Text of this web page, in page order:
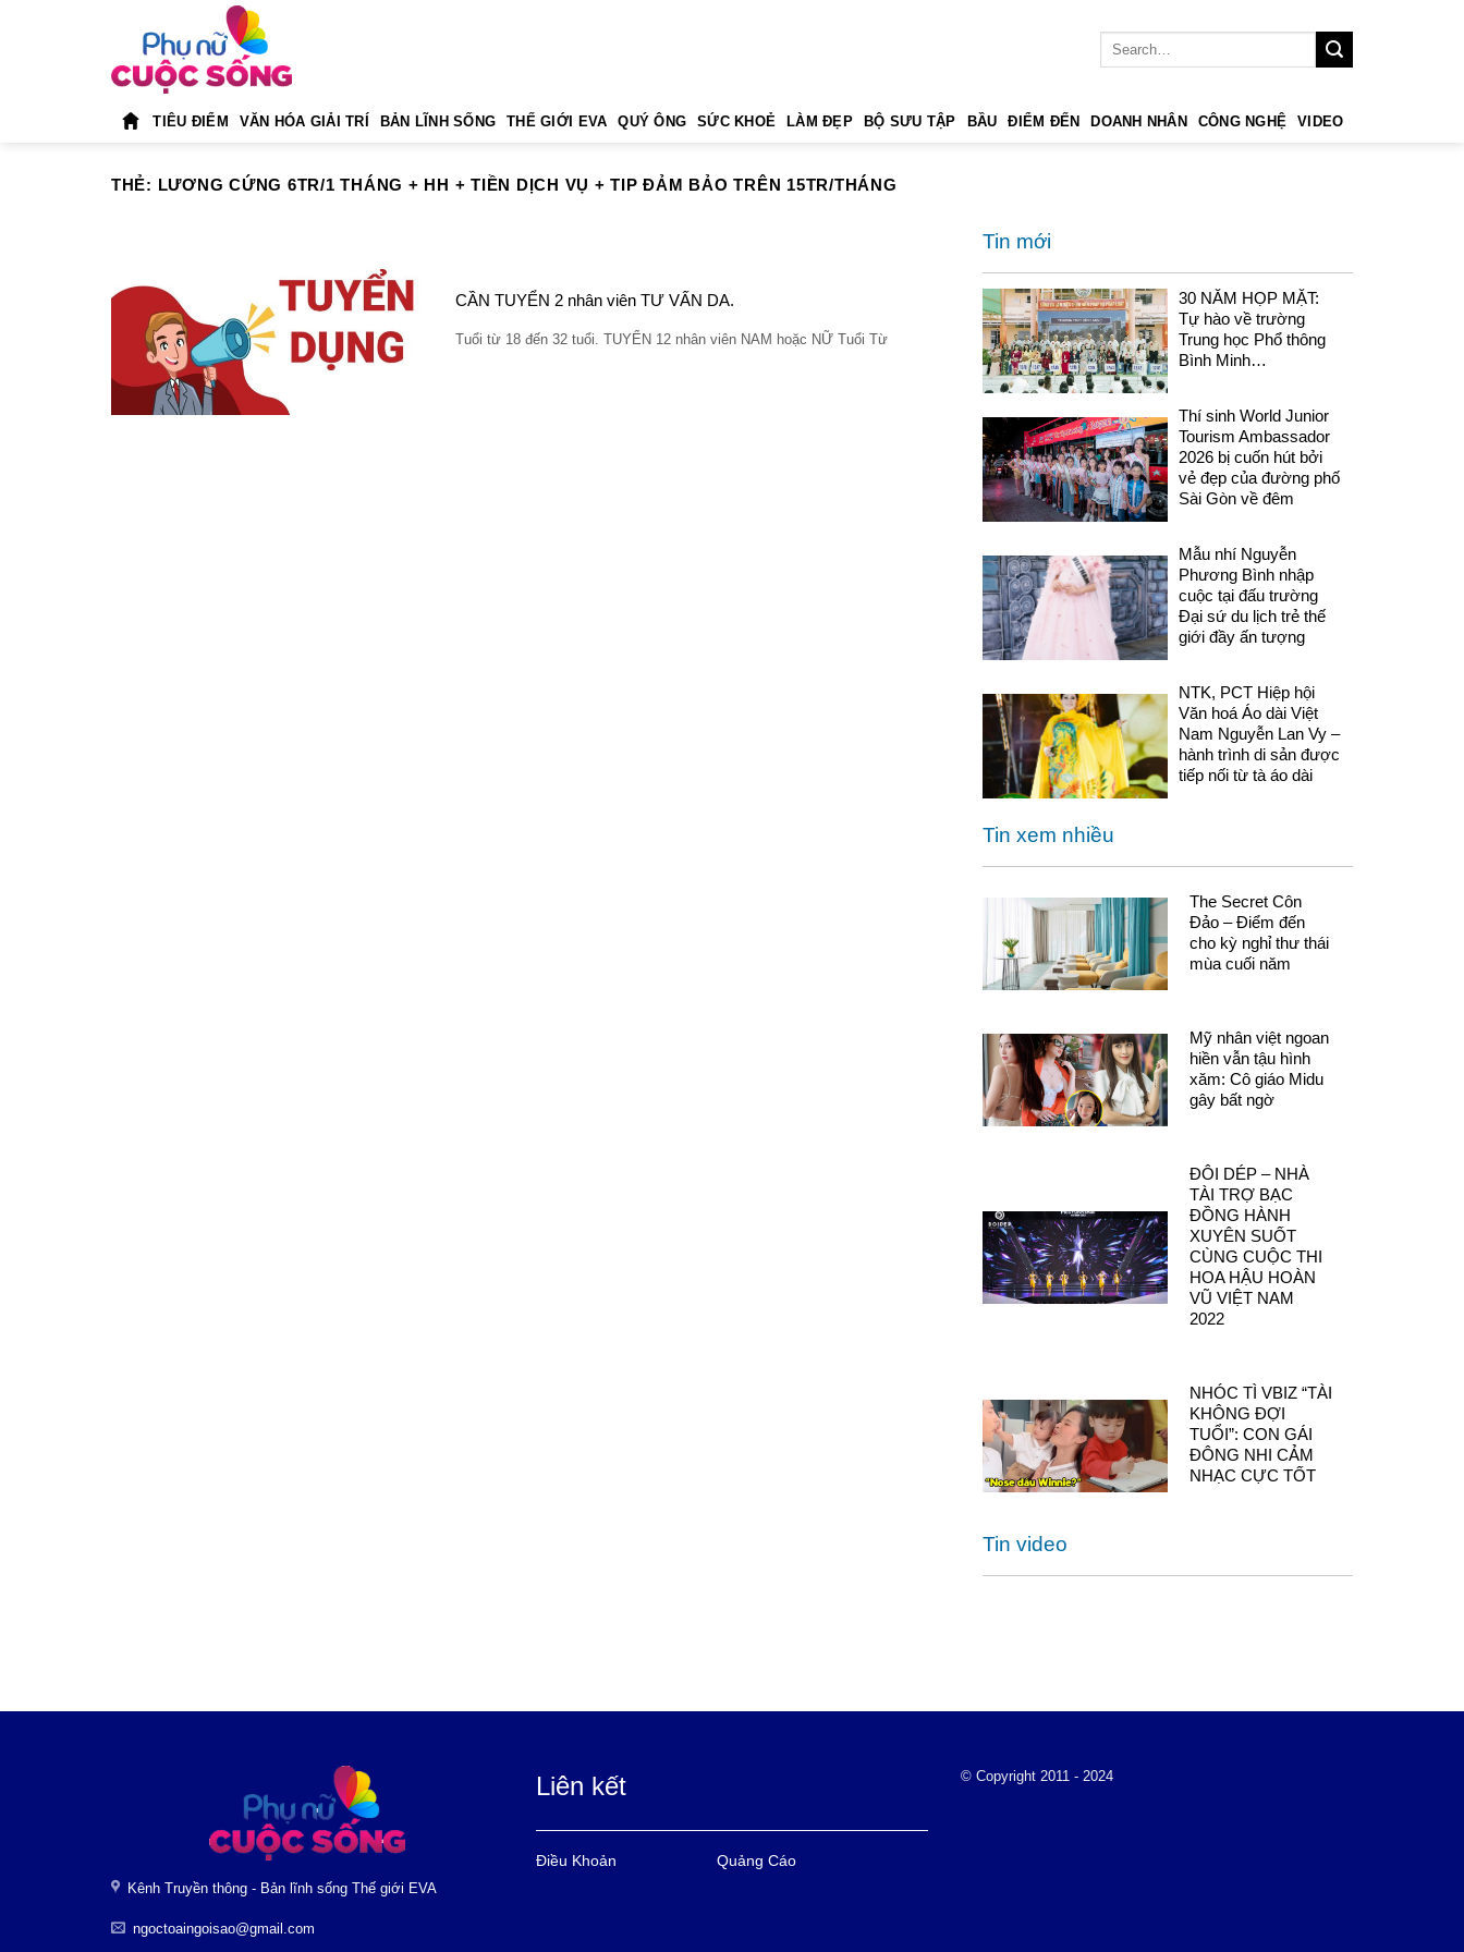
TIÊU ĐIỂM VĂN HÓA GIẢI TRÍ BẢN LĨNH SỐNG THẾ GIỚI EVA QUÝ ÔNG SỨC KHOẺ LÀM ĐẸP BỘ SƯU TẬP BẦU ĐIỂM ĐẾN DOANH NHÂN CÔNG NGHỆ VIDEO
THẺ: LƯƠNG CỨNG 6TR/1 THÁNG + HH + TIỀN DỊCH VỤ + TIP ĐẢM BẢO TRÊN 15TR/THÁNG
CẦN TUYỂN 2 nhân viên TƯ VẤN DA.
Tuổi từ 18 đến 32 tuổi. TUYỂN 12 nhân viên NAM hoặc NỮ Tuổi Từ
Tin mới
30 NĂM HỌP MẶT:
Tự hào về trường
Trung học Phổ thông
Bình Minh…
Thí sinh World Junior
Tourism Ambassador
2026 bị cuốn hút bởi
vẻ đẹp của đường phố
Sài Gòn về đêm
Mẫu nhí Nguyễn
Phương Bình nhập
cuộc tại đấu trường
Đại sứ du lịch trẻ thế
giới đầy ấn tượng
NTK, PCT Hiệp hội
Văn hoá Áo dài Việt
Nam Nguyễn Lan Vy –
hành trình di sản được
tiếp nối từ tà áo dài
Tin xem nhiều
The Secret Côn
Đảo – Điểm đến
cho kỳ nghỉ thư thái
mùa cuối năm
Mỹ nhân việt ngoan
hiền vẫn tậu hình
xăm: Cô giáo Midu
gây bất ngờ
ĐÔI DÉP – NHÀ
TÀI TRỢ BẠC
ĐỒNG HÀNH
XUYÊN SUỐT
CÙNG CUỘC THI
HOA HẬU HOÀN
VŨ VIỆT NAM
2022
NHÓC TÌ VBIZ “TÀI
KHÔNG ĐỢI
TUỔI”: CON GÁI
ĐÔNG NHI CẢM
NHẠC CỰC TỐT
Tin video
Kênh Truyền thông - Bản lĩnh sống Thế giới EVA
ngoctoaingoisao@gmail.com
Liên kết
Điều Khoản Quảng Cáo
© Copyright 2011 - 2024